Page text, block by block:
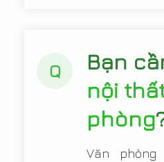
Q Bạn
nội
phòng
Văn